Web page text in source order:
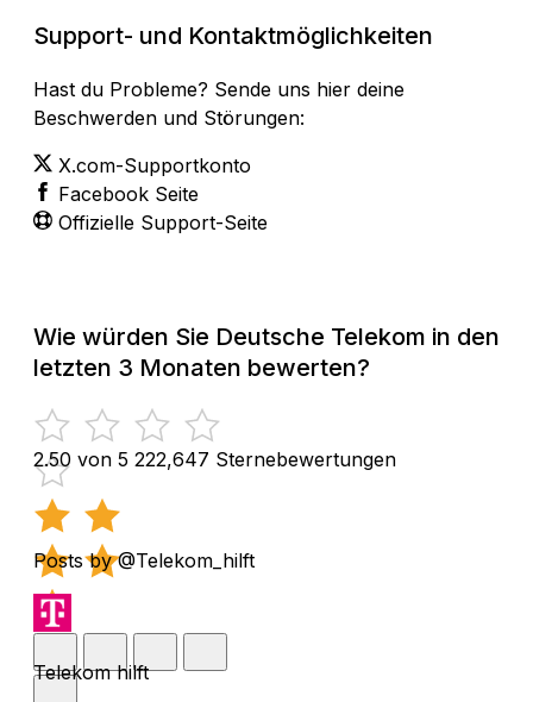
Support- und Kontaktmöglichkeiten
Hast du Probleme? Sende uns hier deine
Beschwerden und Störungen:
X.com-Supportkonto
Facebook Seite
Offizielle Support-Seite
Wie würden Sie Deutsche Telekom in den
letzten 3 Monaten bewerten?
2.50 von 5 222,647 Sternebewertungen
Posts by @Telekom_hilft
Telekom hilft